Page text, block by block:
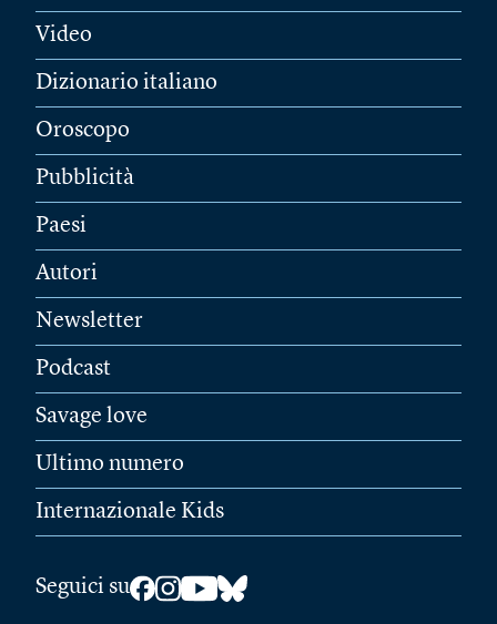
Video
Dizionario italiano
Oroscopo
Pubblicità
Paesi
Autori
Newsletter
Podcast
Savage love
Ultimo numero
Internazionale Kids
Seguici su